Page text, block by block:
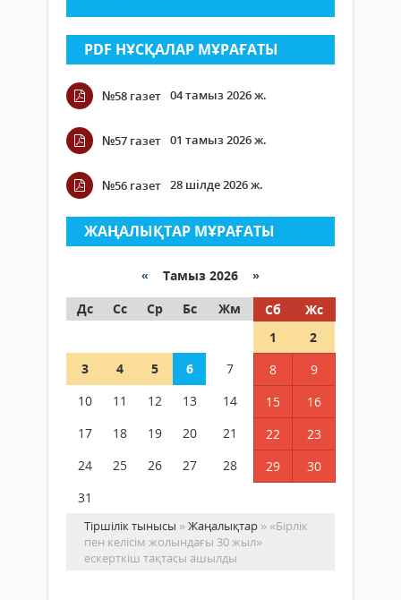
PDF НҰСҚАЛАР МҰРАҒАТЫ
№58 газет 04 тамыз 2026 ж.
№57 газет 01 тамыз 2026 ж.
№56 газет 28 шілде 2026 ж.
ЖАҢАЛЫҚТАР МҰРАҒАТЫ
« Тамыз 2026 »
Дс
Сс Ср Бс Жм Сб
Жс
1
2
3
4 5 6 7 8
9
10
11 12 13 14 15
16
17
18 19 20 21 22
23
24
25 26 27 28 29
30
31
Тіршілік тынысы »Жаңалықтар » «Бірлік
пен келісім жолындағы 30 жыл»
ескерткіш тақтасы ашылды